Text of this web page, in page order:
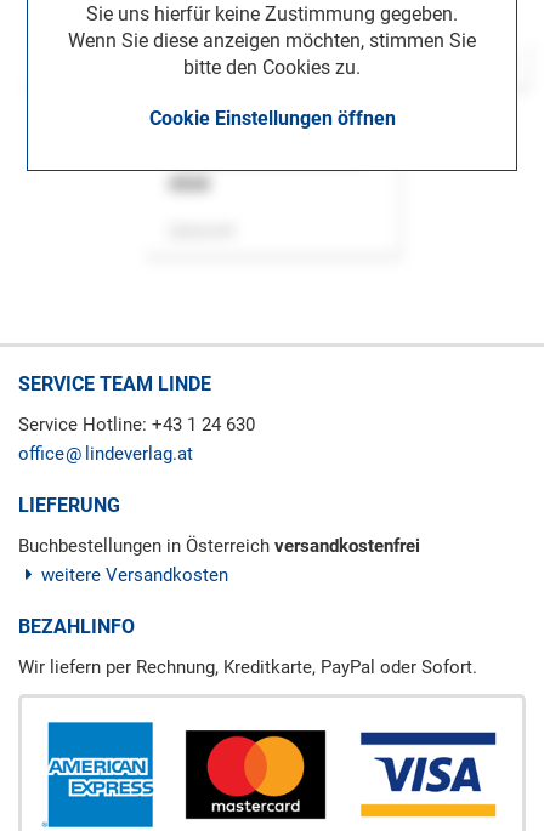
Sie uns hierfür keine Zustimmung gegeben.
Wenn Sie diese anzeigen möchten, stimmen Sie
bitte den Cookies zu.
Cookie Einstellungen öffnen
SERVICE TEAM LINDE
Service Hotline: +43 1 24 630
office
lindeverlag.at
LIEFERUNG
Buchbestellungen in Österreich versandkostenfrei
weitere Versandkosten
BEZAHLINFO
Wir liefern per Rechnung, Kreditkarte, PayPal oder Sofort.